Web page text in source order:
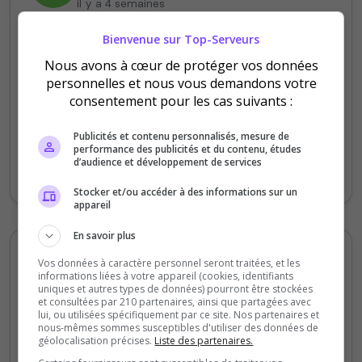
il y a 4 semaines
Staff du serveur
Ambiance
Disponibilité
Le staff est bien ! Quelle que petit bug mais
Skipper Marshall
5/5
il y a 4 semaines
Qualité
Bienvenue sur Top-Serveurs
Nous avons à cœur de protéger vos données
personnelles et nous vous demandons votre
consentement pour les cas suivants :
Publicités et contenu personnalisés, mesure de
performance des publicités et du contenu, études
d’audience et développement de services
Stocker et/ou accéder à des informations sur un
appareil
En savoir plus
Vos données à caractère personnel seront traitées, et les
informations liées à votre appareil (cookies, identifiants
uniques et autres types de données) pourront être stockées
et consultées par 210 partenaires, ainsi que partagées avec
lui, ou utilisées spécifiquement par ce site. Nos partenaires et
nous-mêmes sommes susceptibles d'utiliser des données de
géolocalisation précises. Liste des partenaires.